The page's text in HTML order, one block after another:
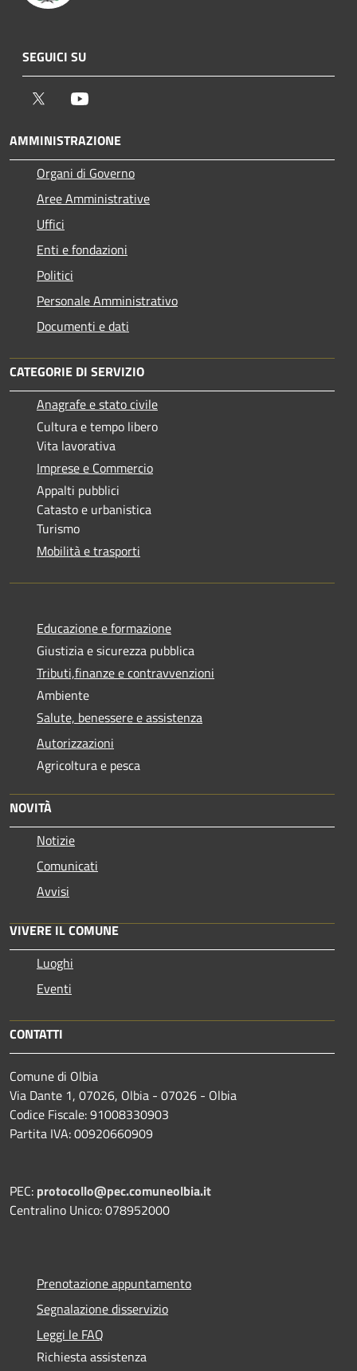
SEGUICI SU
Twitter
AMMINISTRAZIONE
Organi di Governo
Aree Amministrative
Uffici
Enti e fondazioni
Politici
Personale Amministrativo
Documenti e dati
CATEGORIE DI SERVIZIO
Anagrafe e stato civile
Cultura e tempo libero
Vita lavorativa
Imprese e Commercio
Appalti pubblici
Catasto e urbanistica
Turismo
Mobilità e trasporti
Educazione e formazione
Giustizia e sicurezza pubblica
Tributi,finanze e contravvenzioni
Ambiente
Salute, benessere e assistenza
Autorizzazioni
Agricoltura e pesca
NOVITÀ
Notizie
Comunicati
Avvisi
VIVERE IL COMUNE
Luoghi
Eventi
CONTATTI
Comune di Olbia
Via Dante 1, 07026, Olbia - 07026 - Olbia
Codice Fiscale: 91008330903
Partita IVA: 00920660909
PEC: protocollo@pec.comuneolbia.it
Centralino Unico: 078952000
Prenotazione appuntamento
Segnalazione disservizio
Leggi le FAQ
Richiesta assistenza